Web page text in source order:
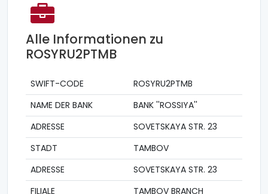
Alle Informationen zu
ROSYRU2PTMB
SWIFT-CODE
ROSYRU2PTMB
NAME DER BANK
BANK ''ROSSIYA''
ADRESSE
SOVETSKAYA STR. 23
STADT
TAMBOV
ADRESSE
SOVETSKAYA STR. 23
FILIALE
TAMBOV BRANCH